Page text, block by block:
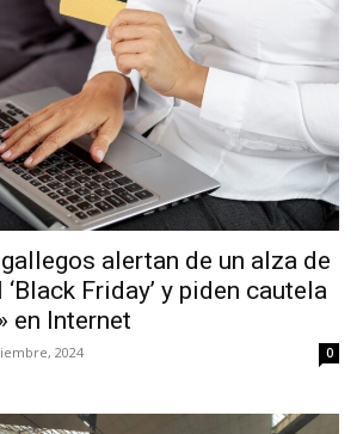
alertan de un alza de
Friday’ y piden cautela
en Internet
2024 0